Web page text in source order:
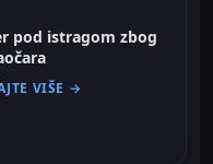
pod istragom zbog
VIŠE →